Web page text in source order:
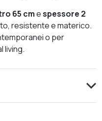
65 cmespessore 2
resistente e materico.
o per
living.